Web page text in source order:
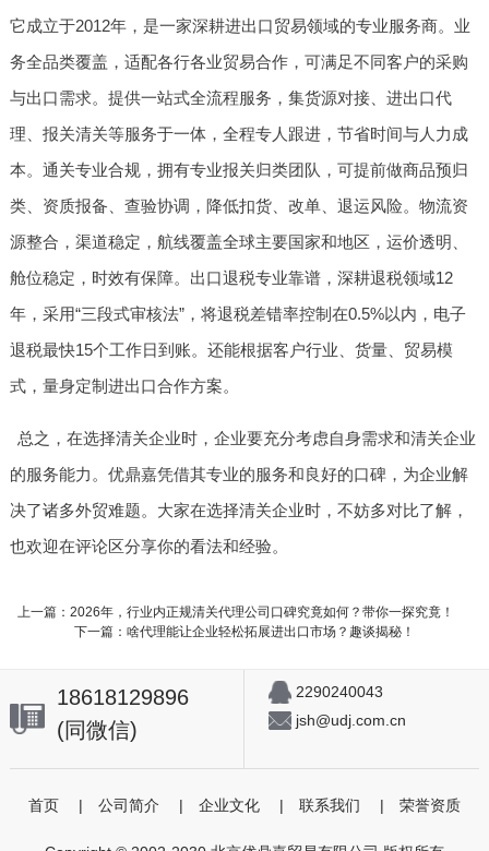
它成立于2012年，是一家深耕进出口贸易领域的专业服务商。业
务全品类覆盖，适配各行各业贸易合作，可满足不同客户的采购
与出口需求。提供一站式全流程服务，集货源对接、进出口代
理、报关清关等服务于一体，全程专人跟进，节省时间与人力成
本。通关专业合规，拥有专业报关归类团队，可提前做商品预归
类、资质报备、查验协调，降低扣货、改单、退运风险。物流资
源整合，渠道稳定，航线覆盖全球主要国家和地区，运价透明、
舱位稳定，时效有保障。出口退税专业靠谱，深耕退税领域12
年，采用“三段式审核法”，将退税差错率控制在0.5%以内，电子
退税最快15个工作日到账。还能根据客户行业、货量、贸易模
式，量身定制进出口合作方案。
总之，在选择清关企业时，企业要充分考虑自身需求和清关企业
的服务能力。优鼎嘉凭借其专业的服务和良好的口碑，为企业解
决了诸多外贸难题。大家在选择清关企业时，不妨多对比了解，
也欢迎在评论区分享你的看法和经验。
上一篇：2026年，行业内正规清关代理公司口碑究竟如何？带你一探究竟！
下一篇：啥代理能让企业轻松拓展进出口市场？趣谈揭秘！
18618129896
(同微信)
2290240043
jsh@udj.com.cn
首页 | 公司简介 | 企业文化 | 联系我们 | 荣誉资质